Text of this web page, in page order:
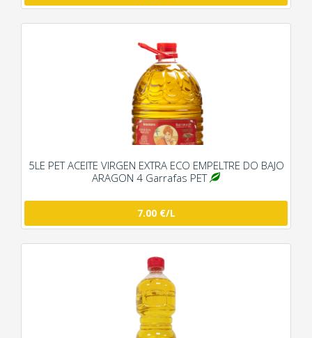
5LE PET ACEITE VIRGEN EXTRA ECO EMPELTRE DO BAJO
ARAGON 4 Garrafas PET
7.00 €/L